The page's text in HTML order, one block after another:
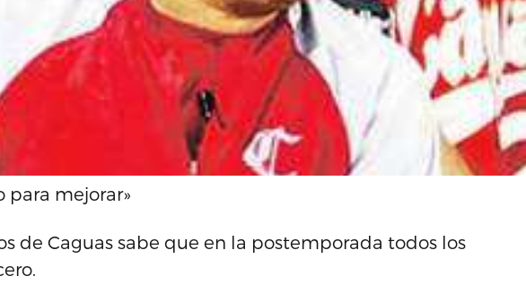
para mejorar»
de Caguas sabe que en la postemporada todos los